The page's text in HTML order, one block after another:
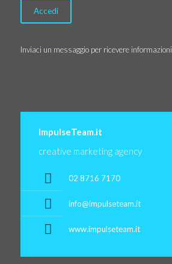
Inviaci un messaggio per ricevere informazioni
ImpulseTeam.it
creative marketing agency
02 8716 7170
info@impulseteam.it
www.impulseteam.it